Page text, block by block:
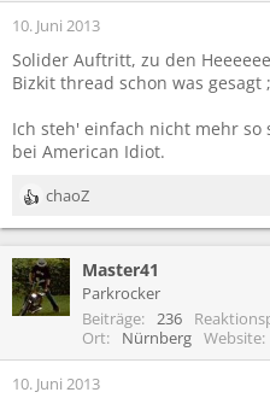
10. Juni 2013
Solider Auftritt, zu den
Bizkit thread schon was gesagt
Ich steh' einfach nicht mehr
bei American Idiot.
R
e
k
t
i
n
e
chaoZ
Master41
Parkrocker
Beiträge
236
Ort
Nürnberg Website
10. Juni 2013